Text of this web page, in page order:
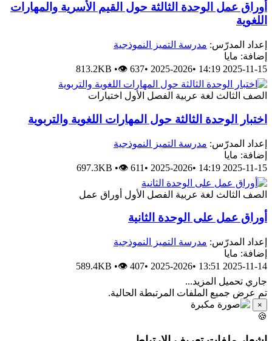
أوراق عمل الوحدة الثالثة حول القيم الأسرية والمهارات
اللغوية
إعداد المدرّس: مدرسة التميز النموذجية
إضافة: مايا
2025-11-15 14:19
•
2025-2026
•
813.2KB •👁 637
الصف الثالث لغة عربية الفصل الأول اختبارات
اختبار الوحدة الثالثة حول المهارات اللغوية والتربوية
إعداد المدرّس: مدرسة التميز النموذجية
إضافة: مايا
2025-11-15 14:19
•
2025-2026
•
697.3KB •👁 611
الصف الثالث لغة عربية الفصل الأول أوراق عمل
أوراق عمل على الوحدة الثانية
إعداد المدرّس: مدرسة التميز النموذجية
إضافة: مايا
2025-11-14 13:51
•
2025-2026
•
589.4KB •👁 407
جاري تحميل المزيد...
تم عرض جميع الملفات المرتبطة الحالية.
×
🍪